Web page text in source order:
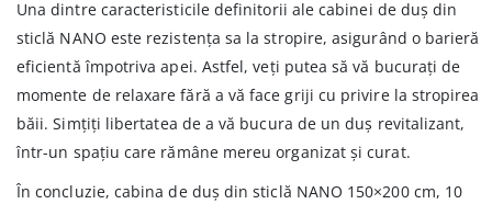
Una dintre caracteristicile definitorii ale cabinei de duș din
sticlă NANO este rezistența sa la stropire, asigurând o barieră
eficientă împotriva apei. Astfel, veți putea să vă bucurați de
momente de relaxare fără a vă face griji cu privire la stropirea
băii. Simțiți libertatea de a vă bucura de un duș revitalizant,
într-un spațiu care rămâne mereu organizat și curat.
În concluzie, cabina de duș din sticlă NANO 150×200 cm, 10